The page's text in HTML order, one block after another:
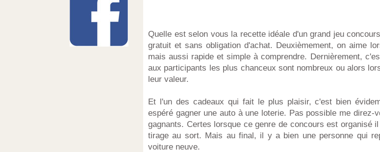
Quelle est selon vous la recette idéale d'un grand jeu
gratuit et sans obligation d'achat. Deuxièmement, on aime
mais aussi rapide et simple à comprendre. Dernièrement,
aux participants les plus chanceux sont nombreux ou alors
leur valeur.
Et l'un des cadeaux qui fait le plus plaisir, c'est bien
espéré gagner une auto à une loterie. Pas possible me direz-
gagnants. Certes lorsque ce genre de concours est organisé
tirage au sort. Mais au final, il y a bien une personne qui
voiture neuve.